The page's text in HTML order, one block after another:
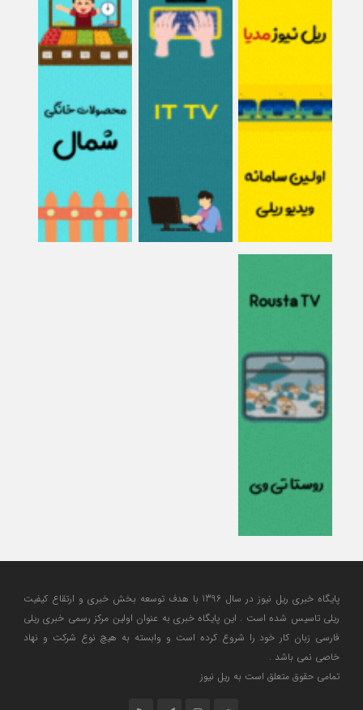
پایگاه خبری ریل نیوز در سال 1396 با هدف توسعه بخش خبری و ارتقاع کیفیت
ریلی تاسیس شده است . این پایگاه خبری به عنوان اولین مرکز رسمی خبری ریلی
فارسی زبان کار خود را شروع کرده است و وابسته به هیچ نوع شرکت و نهاد
خاصی نمی باشد .
تمامی حقوق متعلق است به ریل نیوز